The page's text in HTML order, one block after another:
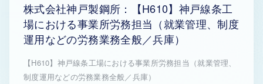
株式会社神戸製鋼所：【H610】神戸線条工
場における事業所労務担当（就業管理、制度
運用などの労務業務全般／兵庫）
【H610】神戸線条工場における事業所労務担当（就業管理、
制度運用などの労務業務全般／兵庫）